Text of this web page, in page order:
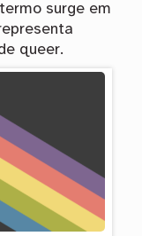
surge em
queer.